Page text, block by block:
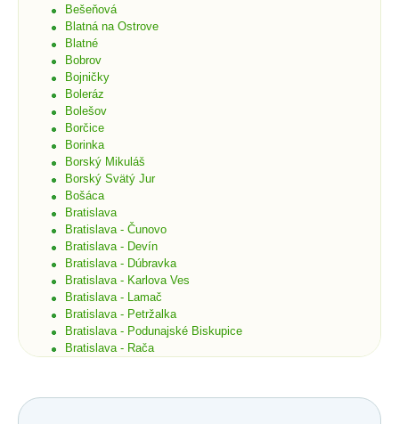
Bešeňová
Blatná na Ostrove
Blatné
Bobrov
Bojničky
Boleráz
Bolešov
Borčice
Borinka
Borský Mikuláš
Borský Svätý Jur
Bošáca
Bratislava
Bratislava - Čunovo
Bratislava - Devín
Bratislava - Dúbravka
Bratislava - Karlova Ves
Bratislava - Lamač
Bratislava - Petržalka
Bratislava - Podunajské Biskupice
Bratislava - Rača
Bratislava - Staré Mesto